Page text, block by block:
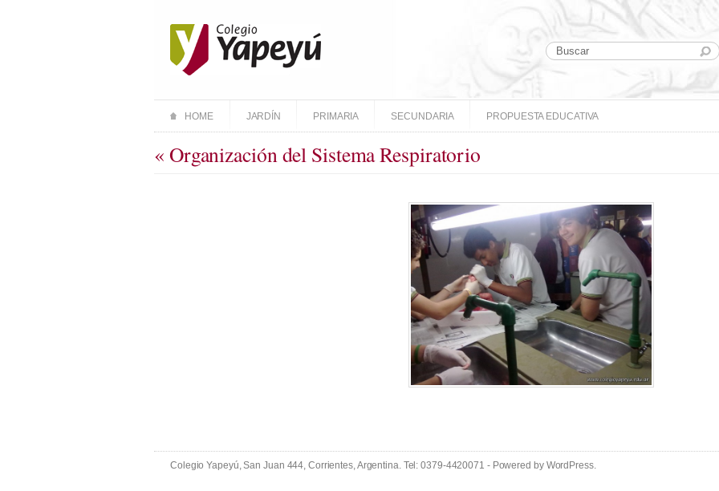
HOME JARDÍN PRIMARIA SECUNDARIA PROPUESTA EDUCATIVA
« Organización del Sistema Respiratorio
Colegio Yapeyú, San Juan 444, Corrientes, Argentina. Tel: 0379-4420071 - Powered by WordPress.